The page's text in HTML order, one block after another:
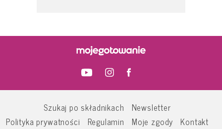
Szukaj po składnikach
Newsletter
Polityka prywatności
Regulamin Moje zgody Kontakt